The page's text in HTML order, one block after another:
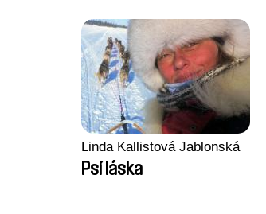
Linda Kallistová Jablonská
Psí láska